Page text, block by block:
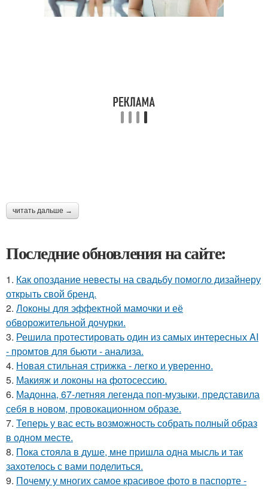
читать дальше →
Последние обновления на сайте:
1. Как опоздание невесты на свадьбу помогло дизайнеру
открыть свой бренд.
2. Локоны для эффектной мамочки и её
обворожительной дочурки.
3. Решила протестировать один из самых интересных AI
- промтов для бьюти - анализа.
4. Новая стильная стрижка - легко и уверенно.
5. Макияж и локоны на фотосессию.
6. Мадонна, 67-летняя легенда поп-музыки, представила
себя в новом, провокационном образе.
7. Теперь у вас есть возможность собрать полный образ
в одном месте.
8. Пока стояла в душе, мне пришла одна мысль и так
захотелось с вами поделиться.
9. Почему у многих самое красивое фото в паспорте -